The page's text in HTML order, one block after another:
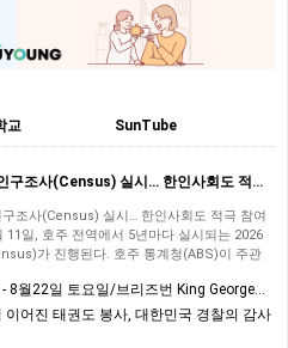
교 SunTube
호주 2026 인구조사(Census) 실시… 한인사회도 적극 참여해야
구조사(Census) 실시… 한인사회도 적극 참여
11일, 호주 전역에서 5년마다 실시되는 2026
가 진행된다. 호주 통계청(ABS)이 주관
8월22일 토요일/브리즈번 King George…
어진 태권도 봉사, 대한민국 경찰의 감사